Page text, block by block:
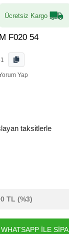
Ücretsiz Kargo
F020 54
Yap
taksitlerle
TL (%3)
WHATSAPP İLE